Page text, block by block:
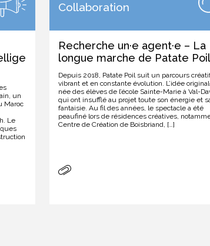
un
Maroc
Le
Collaboration
Recherche un·e agent·e – La
longue marche de Patate Poil
Depuis 2018, Patate Poil suit un parcours
vibrant et en constante évolution. L’idée
née des élèves de l’école Sainte-Marie à Val-
qui ont insufflé au projet toute son énergie et
fantaisie. Au fil des années, le spectacle a été
peaufiné lors de résidences créatives,
Centre de Création de Boisbriand, […]